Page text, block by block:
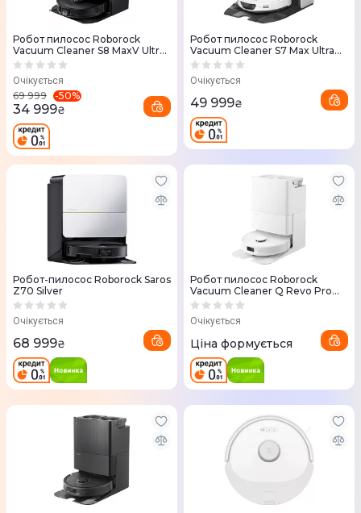
Робот пилосос Roborock
Vacuum Cleaner S8 MaxV Ultra
Black
Очікується
69 999 -50%
34 999₴
Робот пилосос Roborock
Vacuum Cleaner S7 Max Ultra
White
Очікується
49 999₴
Робот-пилосос Roborock Saros
Z70 Silver
Очікується
68 999₴
Робот пилосос Roborock
Vacuum Cleaner Q Revo Pro
White
Очікується
Ціна формується